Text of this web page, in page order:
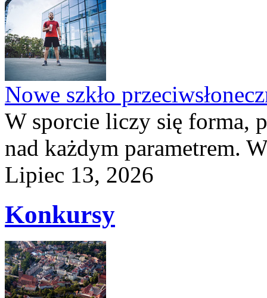
Nowe szkło
W sporcie liczy się forma,
nad każdym parametrem.
Lipiec 13, 2026
Konkursy